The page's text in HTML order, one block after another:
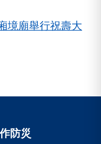
境廟舉行祝壽大
作防災